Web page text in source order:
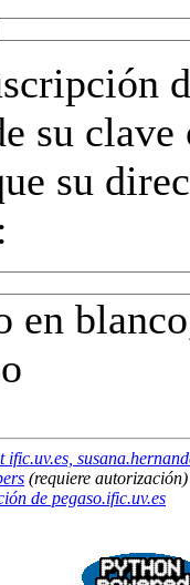
su clave
su
en
ific.uv.es,
(requiere autorización)
de pegaso.ific.uv.es